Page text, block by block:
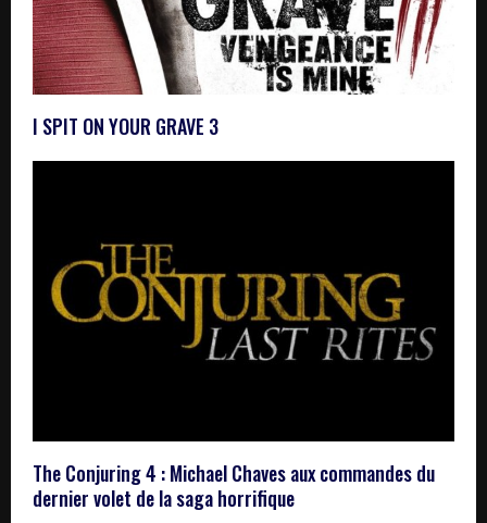
I SPIT ON YOUR GRAVE 3
The Conjuring 4 : Michael Chaves aux commandes du
dernier volet de la saga horrifique